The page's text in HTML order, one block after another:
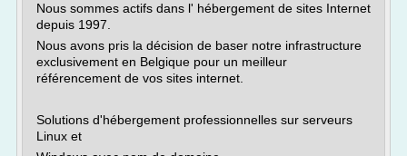
Nous sommes actifs dans l' hébergement de sites Internet
depuis 1997.
Nous avons pris la décision de baser notre infrastructure
exclusivement en Belgique pour un meilleur
référencement de vos sites internet.
Solutions d'hébergement professionnelles sur serveurs
Linux et